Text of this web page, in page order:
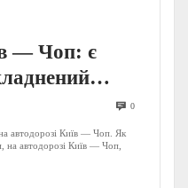
— Чоп: є
0
автодорозі Київ — Чоп. Як
на автодорозі Київ — Чоп,